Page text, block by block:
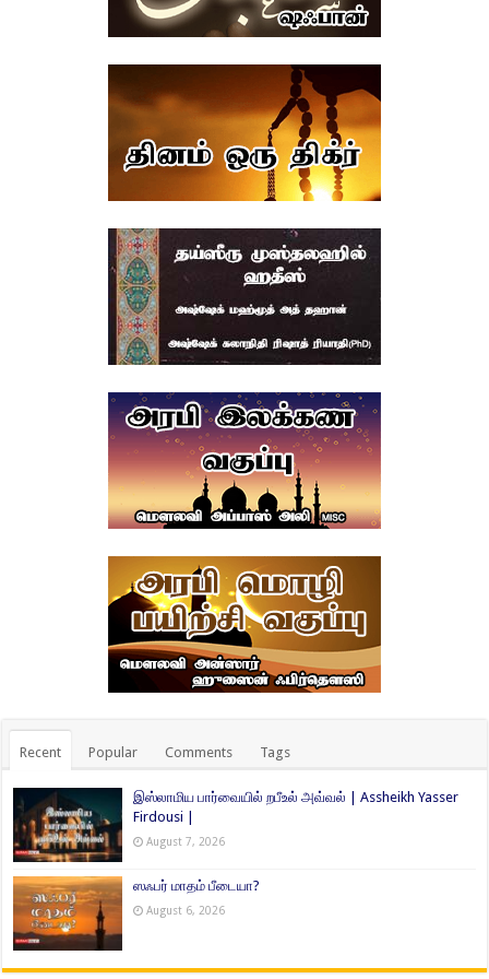
Recent Popular Comments Tags
இஸ்லாமிய பார்வையில் றபீஉல் அவ்வல் | Assheikh Yasser
Firdousi |
August 7, 2026
ஸஃபர் மாதம் பீடையா?
August 6, 2026